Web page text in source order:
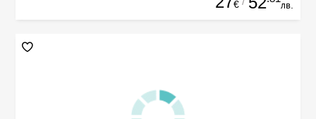
€ лв.